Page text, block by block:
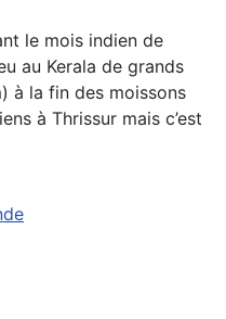
le mois indien de
au Kerala de grands
à la fin des moissons
à Thrissur mais c’est